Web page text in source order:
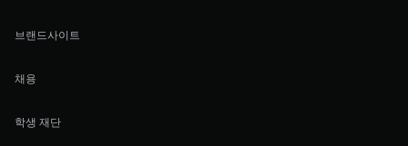
브랜드사이트
채용
학생 재단